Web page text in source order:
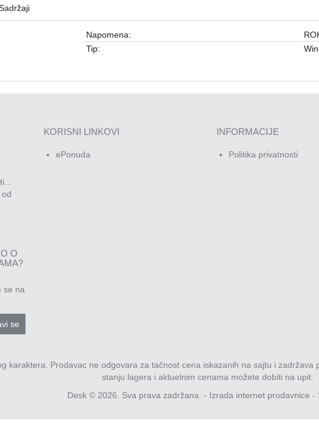
Napomena:
Tip:
KORISNI LINKOVI
ePonuda
INFORMACIJE
Politika privatnosti
O
se na
se
karaktera. Prodavac ne odgovara za tačnost cena iskazanih na sajtu i
stanju lagera i aktuelnim cenama možete dobiti na upit.
Desk © 2026. Sva prava zadržana. - Izrada internet prodavnice -